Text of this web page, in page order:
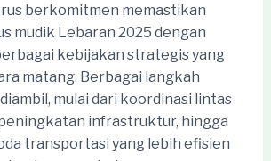
berkomitmen memastikan
mudik Lebaran 2025 dengan
kebijakan strategis yang
matang. Berbagai langkah
mulai dari koordinasi lintas
infrastruktur, hingga
transportasi yang lebih efisien